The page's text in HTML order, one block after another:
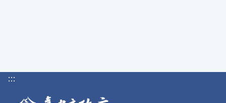
:::